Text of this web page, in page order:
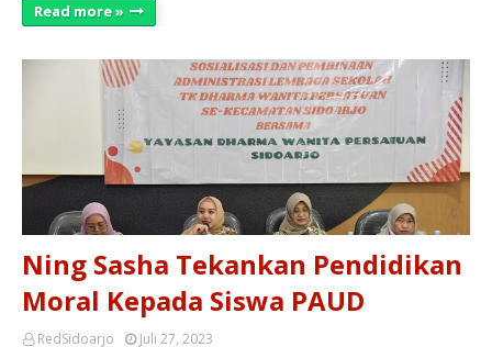
Read more »
Ning Sasha Tekankan Pendidikan
Moral Kepada Siswa PAUD
RedSidoarjo Juli 27, 2023